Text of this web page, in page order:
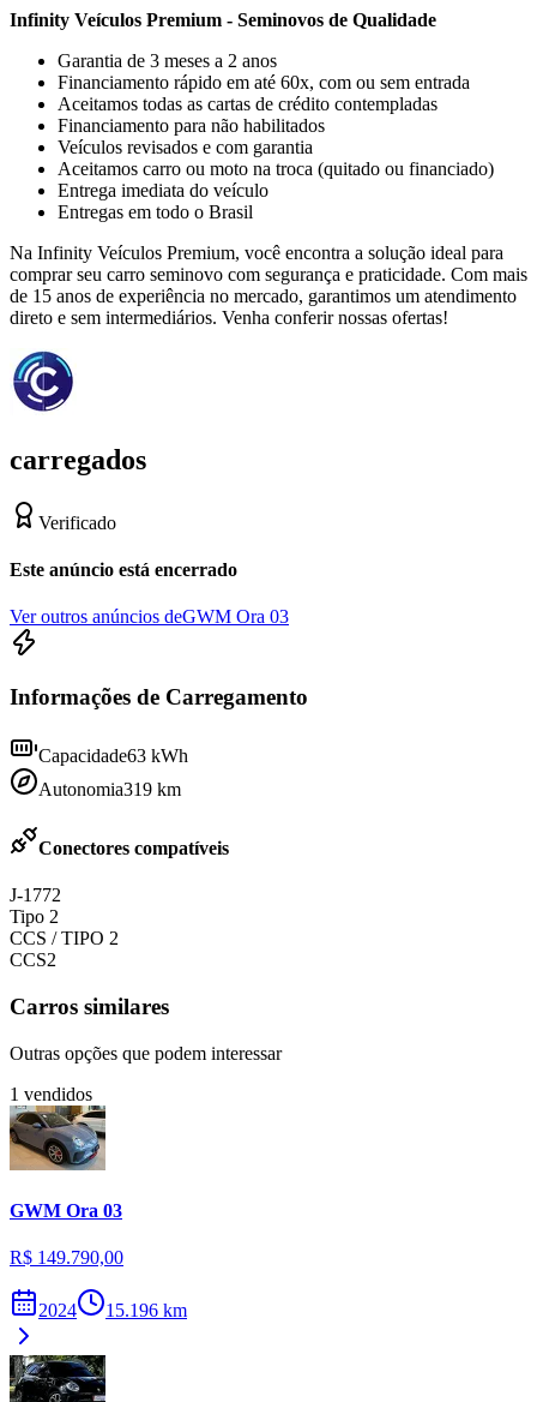
Infinity Veículos Premium - Seminovos de Qualidade
Garantia de 3 meses a 2 anos
Financiamento rápido em até 60x, com ou sem entrada
Aceitamos todas as cartas de crédito contempladas
Financiamento para não habilitados
Veículos revisados e com garantia
Aceitamos carro ou moto na troca (quitado ou financiado)
Entrega imediata do veículo
Entregas em todo o Brasil
Na Infinity Veículos Premium, você encontra a solução ideal para
comprar seu carro seminovo com segurança e praticidade. Com mais
de 15 anos de experiência no mercado, garantimos um atendimento
direto e sem intermediários. Venha conferir nossas ofertas!
carregados
Verificado
Este anúncio está encerrado
Ver outros anúncios deGWM Ora 03
Informações de Carregamento
Capacidade63 kWh
Autonomia319 km
Conectores compatíveis
J-1772
Tipo 2
CCS / TIPO 2
CCS2
Carros similares
Outras opções que podem interessar
1 vendidos
GWM Ora 03
R$ 149.790,00
2024 15.196 km